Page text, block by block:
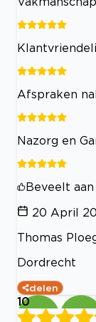
Afspraken
Nazorg en
Beveelt aan
20 April
Thomas
Dordrecht
delen
10